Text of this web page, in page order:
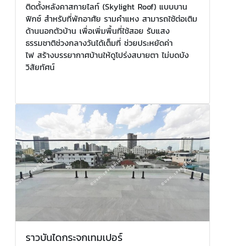
ติดตั้งหลังคาสกายไลท์ (Skylight Roof) แบบบาน
ฟิกซ์ สำหรับที่พักอาศัย รามคำแหง สามารถใช้ต่อเติม
ด้านนอกตัวบ้าน เพื่อเพิ่มพื้นที่ใช้สอย รับแสง
ธรรมชาติช่วงกลางวันได้เต็มที่ ช่วยประหยัดค่า
ไฟ สร้างบรรยากาศบ้านให้ดูโปร่งสบายตา ไม่บดบัง
วิสัยทัศน์
ราวบันไดกระจกเทมเปอร์